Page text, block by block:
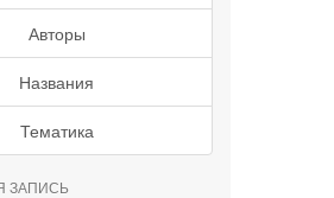
Авторы
Названия
Тематика
ЗАПИСЬ